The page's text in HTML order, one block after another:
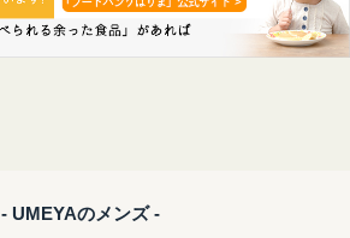
- UMEYAのメンズ -